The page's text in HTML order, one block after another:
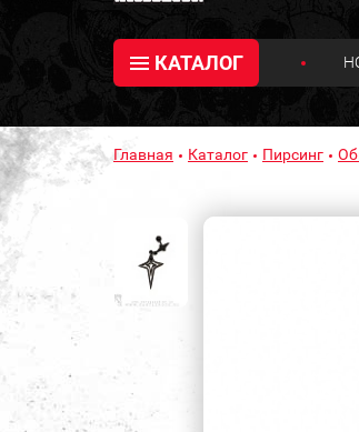
КАТАЛОГ
Главная Каталог Пирсинг